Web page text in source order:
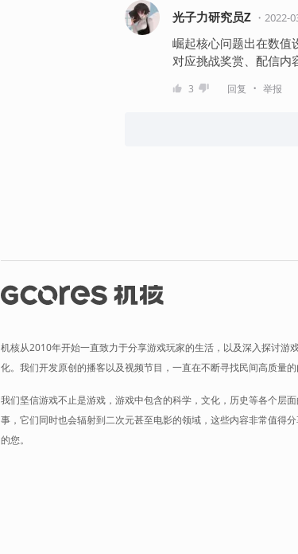
光子力研究员Z ・ 2022-
崛起核心问题出在数值
对应挑战奖赏、配信内
3 回复 ・ 举报
机核从2010年开始一直致力于分享游戏玩家的生活，以及深入探讨游
化。我们开发原创的播客以及视频节目，一直在不断寻找民间高质量的
我们坚信游戏不止是游戏，游戏中包含的科学，文化，历史等各个层
事，它们同时也会辐射到二次元甚至电影的领域，这些内容非常值得
的您。